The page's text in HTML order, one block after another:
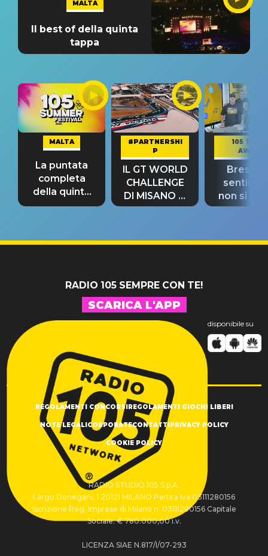
MALTA
Il best of della quinta
tappa
MALTA
La puntata
completa
della quinta
tappa
#PARTNERSHI
P
IL GT WORLD
CHALLENGE
DI MISANO si
riconferma
105 TAKE
AWAY
Bresh:
non si
fino alla
RADIO 105 SEMPRE CON TE!
SCARICA L'APP
disponibile su
REGOLAMENTI CONCORSIREGOLAMENTI GIOCHI LIBERI
NOTE LEGALICORPORATECONTATTIPRIVACY POLICY
COOKIE POLICY
RADIO STUDIO 105 S.p.A.
Largo Donegani, 1 20121 MILANO Partita Iva 03111280156
Iscrizione Reg. Imprese di Milano n. 03111280156 Capitale
Sociale: € 780.000,00 i.v.
LICENZA SIAE N.817/I/07-293